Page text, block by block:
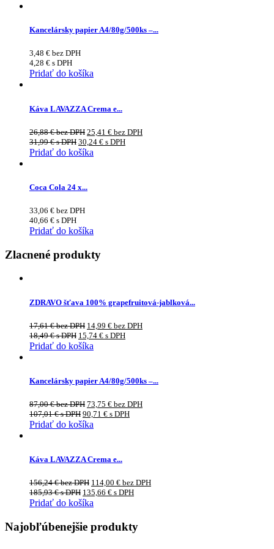
Kancelársky papier A4/80g/500ks –...
3,48 € bez DPH
4,28 € s DPH
Pridať do košíka
Káva LAVAZZA Crema e...
26,88€bez DPH 25,41 € bez DPH
31,99€s DPH 30,24 € s DPH
Pridať do košíka
Coca Cola 24 x...
33,06 € bez DPH
40,66 € s DPH
Pridať do košíka
Zlacnené produkty
ZDRAVO šťava 100% grapefruitová-jablková...
17,61€bez DPH 14,99 € bez DPH
18,49€s DPH 15,74 € s DPH
Pridať do košíka
Kancelársky papier A4/80g/500ks –...
87,00€bez DPH 73,75 € bez DPH
107,01€s DPH 90,71 € s DPH
Pridať do košíka
Káva LAVAZZA Crema e...
156,24€bez DPH 114,00 € bez DPH
185,93€s DPH 135,66 € s DPH
Pridať do košíka
Najobľúbenejšie produkty